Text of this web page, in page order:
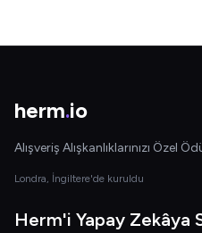
herm.io
Alışveriş Alışkanlıklarınızı Özel
Londra, İngiltere'de kuruldu
Herm'i Yapay Zekâya